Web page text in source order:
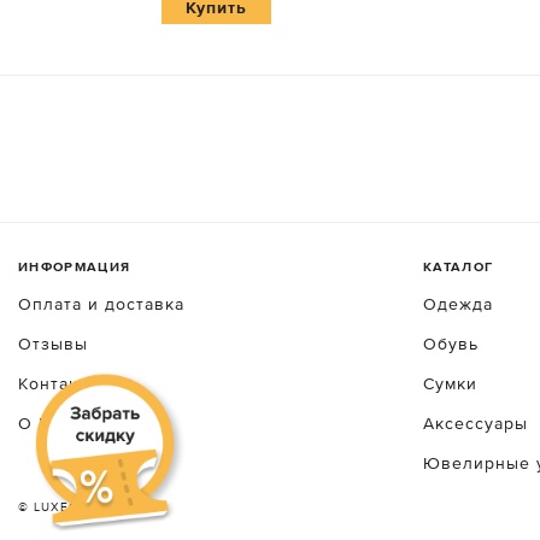
Купить
ИНФОРМАЦИЯ
Оплата и доставка
Отзывы
Контакты
О luxecrime
КАТАЛОГ
Одежда
Обувь
Сумки
Аксессуары
Ювелирные
© LUXEСRIME 2026